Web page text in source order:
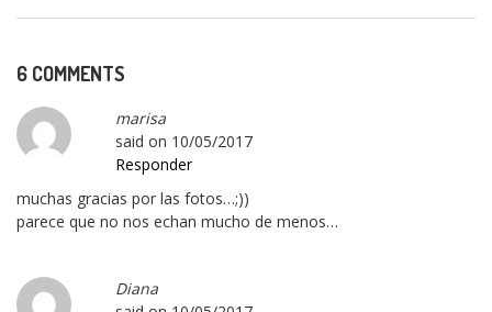
6 COMMENTS
marisa
said on 10/05/2017
Responder
muchas gracias por las fotos…;))
parece que no nos echan mucho de menos…
Diana